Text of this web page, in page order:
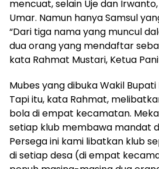
mencuat, selain Uje dan
Umar. Namun hanya Samsul
“Dari tiga nama yang muncul
dua orang yang mendaftar
kata Rahmat Mustari, Ketua
Mubes yang dibuka Wakil
Tapi itu, kata Rahmat,
bola di empat kecamatan.
setiap klub membawa mandat
Persega ini kami libatkan klub
di setiap desa (di empat